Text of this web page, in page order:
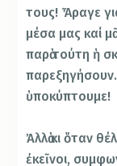
τους! Ἆραγε
μέσα μας καί
παρὰ τούτη ἡ
παρεξηγήσουν.
ὑποκύπτουμε!
Ἀλλὰ κι ὅταν
ἐκεῖνοι,